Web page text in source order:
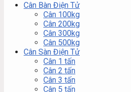
Cân Bàn Điện Tử
Cân 100kg
Cân 200kg
Cân 300kg
Cân 500kg
Cân Sàn Điện Tử
Cân 1 tấn
Cân 2 tấn
Cân 3 tấn
Cân 5 tấn